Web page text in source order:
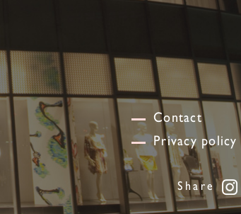
Contact
Privacy policy
Share